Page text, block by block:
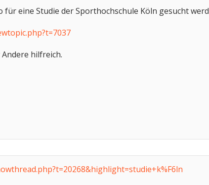
eine Studie der Sporthochschule Köln gesucht
hilfreich.